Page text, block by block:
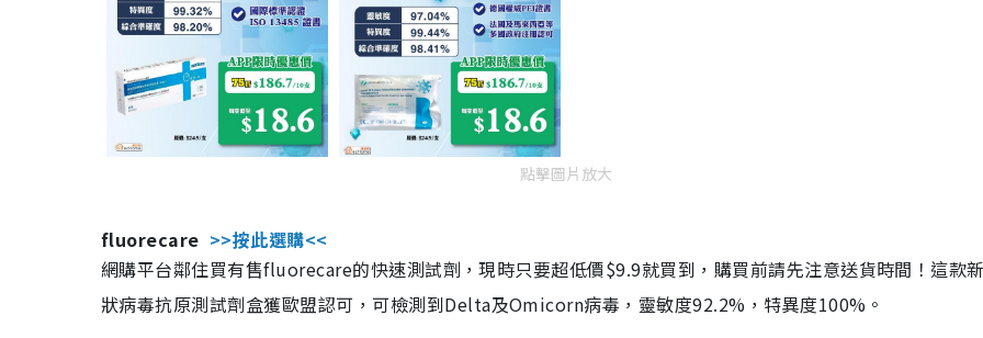
點擊圖片放大
fluorecare >>按此選購<<
網購平台鄰住買有售fluorecare的快速測試劑，現時只要超低價$9.9就買到，購買前請先注意送貨時間！這款
狀病毒抗原測試劑盒獲歐盟認可，可檢測到Delta及Omicorn病毒，靈敏度92.2%，特異度100%。